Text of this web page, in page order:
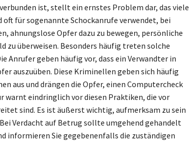
ist, stellt ein ernstes Problem dar, das viele
für sogenannte Schockanrufe verwendet, bei
ahnungslose Opfer dazu zu bewegen, persönliche
zu überweisen. Besonders häufig treten solche
Anrufer geben häufig vor, dass ein Verwandter in
auszuüben. Diese Kriminellen geben sich häufig
aus und drängen die Opfer, einen Computercheck
warnt eindringlich vor diesen Praktiken, die vor
sind. Es ist äußerst wichtig, aufmerksam zu sein
Verdacht auf Betrug sollte umgehend gehandelt
informieren Sie gegebenenfalls die zuständigen